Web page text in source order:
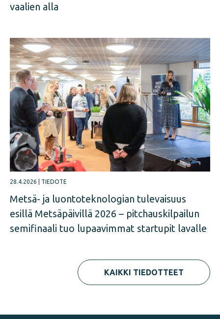
vaalien alla
28.4.2026 TIEDOTE
Metsä- ja luontoteknologian tulevaisuus
esillä Metsäpäivillä 2026 – pitchauskilpailun
semifinaali tuo lupaavimmat startupit lavalle
KAIKKI TIEDOTTEET